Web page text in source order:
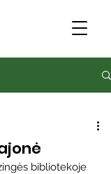
bibliotekoje